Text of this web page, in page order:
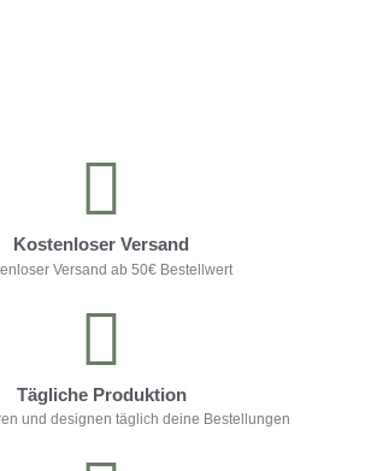
Kostenloser Versand
Versand ab 50€ Bestellwert
Tägliche Produktion
und designen täglich deine Bestellungen